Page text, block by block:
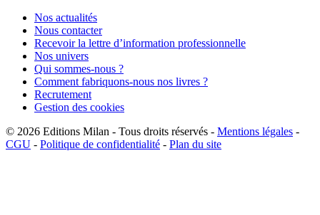
Nos actualités
Nous contacter
Recevoir la lettre d’information professionnelle
Nos univers
Qui sommes-nous ?
Comment fabriquons-nous nos livres ?
Recrutement
Gestion des cookies
© 2026 Editions Milan - Tous droits réservés - Mentions légales -
CGU - Politique de confidentialité - Plan du site